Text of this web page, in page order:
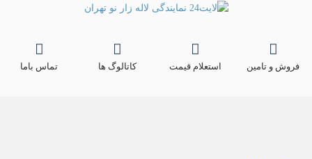
فروش و تامین استعلام قیمت کاتالوگ ها تماس باما